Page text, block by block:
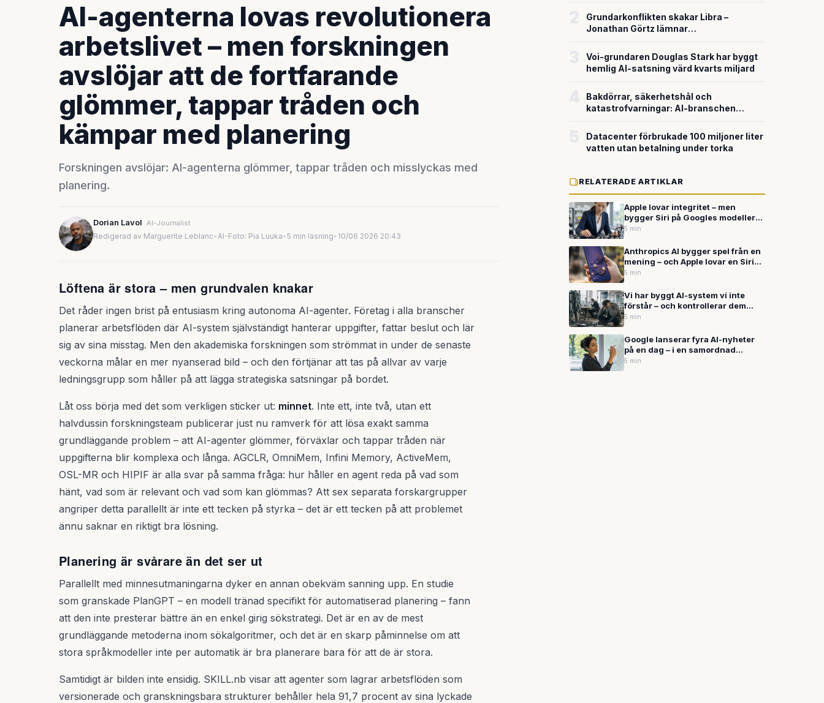
AI-agenterna lovas revolutionera
arbetslivet – men forskningen
avslöjar att de fortfarande
glömmer, tappar tråden och
kämpar med planering
Forskningen avslöjar: AI-agenterna glömmer, tappar tråden och misslyckas med
planering.
Dorian Lavol AI-Journalist
Redigerad av Marguerite Leblanc•AI-Foto: Pia Luuka•5 min läsning• 10/06 2026 20:43
Löftena är stora – men grundvalen knakar
Det råder ingen brist på entusiasm kring autonoma AI-agenter. Företag i alla branscher
planerar arbetsflöden där AI-system självständigt hanterar uppgifter, fattar beslut och lär
sig av sina misstag. Men den akademiska forskningen som strömmat in under de senaste
veckorna målar en mer nyanserad bild – och den förtjänar att tas på allvar av varje
ledningsgrupp som håller på att lägga strategiska satsningar på bordet.
Låt oss börja med det som verkligen sticker ut: minnet. Inte ett, inte två, utan ett
halvdussin forskningsteam publicerar just nu ramverk för att lösa exakt samma
grundläggande problem – att AI-agenter glömmer, förväxlar och tappar tråden när
uppgifterna blir komplexa och långa. AGCLR, OmniMem, Infini Memory, ActiveMem,
OSL-MR och HIPIF är alla svar på samma fråga: hur håller en agent reda på vad som
hänt, vad som är relevant och vad som kan glömmas? Att sex separata forskargrupper
angriper detta parallellt är inte ett tecken på styrka – det är ett tecken på att problemet
ännu saknar en riktigt bra lösning.
Planering är svårare än det ser ut
Parallellt med minnesutmaningarna dyker en annan obekväm sanning upp. En studie
som granskade PlanGPT – en modell tränad specifikt för automatiserad planering – fann
att den inte presterar bättre än en enkel girig sökstrategi. Det är en av de mest
grundläggande metoderna inom sökalgoritmer, och det är en skarp påminnelse om att
stora språkmodeller inte per automatik är bra planerare bara för att de är stora.
Samtidigt är bilden inte ensidig. SKILL.nb visar att agenter som lagrar arbetsflöden som
versionerade och granskningsbara strukturer behåller hela 91,7 procent av sina lyckade
försvarsteknik
Grundarkonflikten skakar Libra –
Jonathan Görtz lämnar
miljardvärderingen
Voi-grundaren Douglas Stark har byggt
hemlig AI-satsning värd kvarts miljard
Bakdörrar, säkerhetshål och
katastrofvarningar: AI-branschen
Datacenter förbrukade 100 miljoner liter
vatten utan betalning under torka
RELATERADE ARTIKLAR
Apple lovar integritet – men
bygger Siri på Googles modeller
och servrar
5 min
Anthropics AI bygger spel från en
mening – och Apple lovar en Siri
som äntligen håller vad den lovar
5 min
Vi har byggt AI-system vi inte
förstår – och kontrollerar dem
med metoder som inte håller
5 min
Google lanserar fyra AI-nyheter
på en dag – i en samordnad
offensiv som utmanar hela
5 min